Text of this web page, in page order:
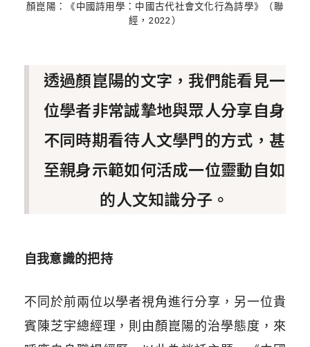
顏崑陽：《中國詩用學：中國古代社會文化行為詩學》（聯
經，2022）
透過顏崑陽的文字，我們能看見一
位學者非常誠摯地與眾人分享自身
不同時期看待人文學門的方式，甚
至親身示範如何活成一位靈動自如
的人文知識分子。
自我意識的把持
不同於前兩位以學者視角進行分享，另一位貴
賓陳芝宇總經理，則由顏崑陽的治學態度，來